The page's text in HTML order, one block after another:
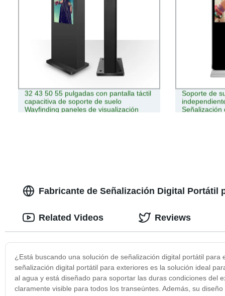
32 43 50 55 pulgadas con pantalla táctil
capacitiva de soporte de suelo
Wayfinding paneles de visualización
Soporte de
Señalización
Fabricante de Señalización Digital Portátil
¿Está buscando una solución de señalización digital portátil
señalización digital portátil para exteriores es la solución ideal
al agua y está diseñado para soportar las duras condiciones del
claramente visible para todos los transeúntes. Además, su
Related Videos Reviews